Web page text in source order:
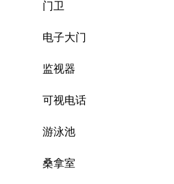
门卫
电子大门
监视器
可视电话
游泳池
桑拿室